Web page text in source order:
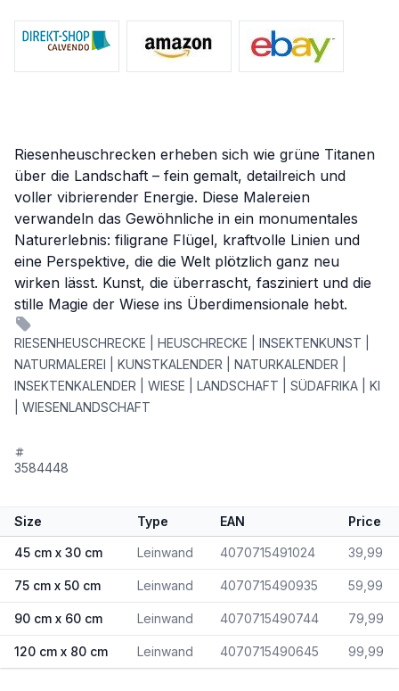
Riesenheuschrecken erheben sich wie grüne Titanen
über die Landschaft – fein gemalt, detailreich und
voller vibrierender Energie. Diese Malereien
verwandeln das Gewöhnliche in ein monumentales
Naturerlebnis: filigrane Flügel, kraftvolle Linien und
eine Perspektive, die die Welt plötzlich ganz neu
wirken lässt. Kunst, die überrascht, fasziniert und die
stille Magie der Wiese ins Überdimensionale hebt.
RIESENHEUSCHRECKE | HEUSCHRECKE | INSEKTENKUNST |
NATURMALEREI | KUNSTKALENDER | NATURKALENDER |
INSEKTENKALENDER | WIESE | LANDSCHAFT | SÜDAFRIKA | KI
| WIESENLANDSCHAFT
3584448
Size Type EAN Price
45 cm x 30 cm Leinwand 4070715491024 39,99
75 cm x 50 cm Leinwand 4070715490935 59,99
90 cm x 60 cm Leinwand 4070715490744 79,99
120 cm x 80 cm Leinwand 4070715490645 99,99